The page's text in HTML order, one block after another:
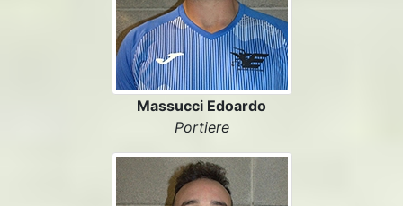
Massucci Edoardo
Portiere